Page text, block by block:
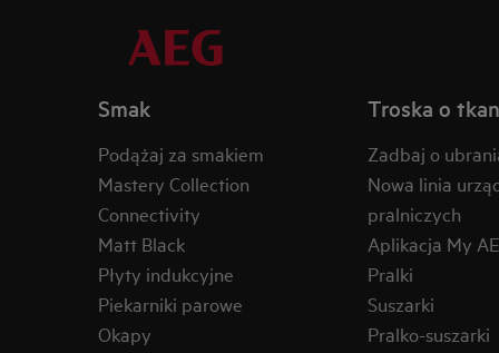
Smak
Podążaj za smakiem
Mastery Collection
Connectivity
Matt Black
Płyty indukcyjne
Piekarniki parowe
Okapy
Troska o
Zadbaj o
Nowa linia
pralniczych
Aplikacja My
Pralki
Suszarki
Pralko-suszarki